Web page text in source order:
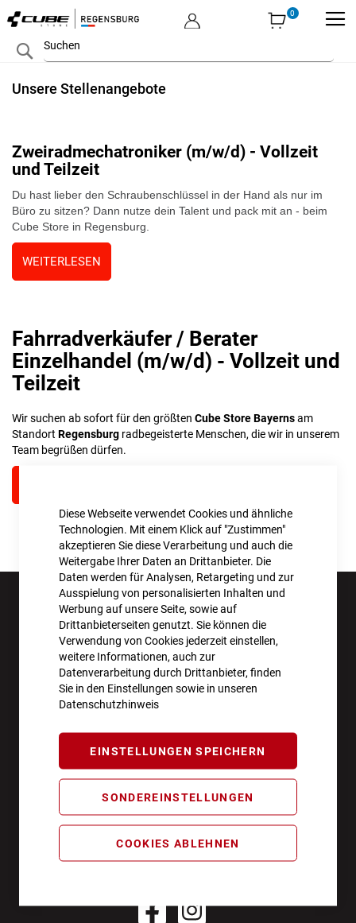
Diese Webseite verwendet Cookies und ähnliche
Technologien. Mit einem Klick auf "Zustimmen"
akzeptieren Sie diese Verarbeitung und auch die
Weitergabe Ihrer Daten an Drittanbieter. Die
Daten werden für Analysen, Retargeting und zur
Ausspielung von personalisierten Inhalten und
Werbung auf unsere Seite, sowie auf
Drittanbieterseiten genutzt. Sie können die
Verwendung von Cookies jederzeit einstellen,
weitere Informationen, auch zur
Datenverarbeitung durch Drittanbieter, finden
Sie in den Einstellungen sowie in unseren
Datenschutzhinweis
EINSTELLUNGEN SPEICHERN
SONDEREINSTELLUNGEN
COOKIES ABLEHNEN
Inhalt
Search
Unsere Stellenangebote
Zweiradmechatroniker (m/w/d) - Vollzeit
und Teilzeit
Du hast lieber den Schraubenschlüssel in der Hand als nur im
Büro zu sitzen? Dann nutze dein Talent und pack mit an - beim
Cube Store in Regensburg.
WEITERLESEN
Fahrradverkäufer / Berater
Einzelhandel (m/w/d) - Vollzeit und
Teilzeit
Wir suchen ab sofort für den größten Cube Store Bayernsam
Standort Regensburg radbegeisterte Menschen, die wir in unserem
Team begrüßen dürfen.
AKTIONEN UND NEUHEITEN ABONNIEREN UND
10€ GUTSCHEIN SICHERN!**
ANMELDEN
**Angebot gültig ab einem Bestellwert von 100€.
Abmeldung jederzeit möglich.